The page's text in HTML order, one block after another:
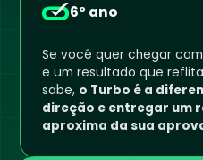
6º ano
Se você quer chegar
e um resultado que
sabe, o Turbo é a
direção e entregar um
aproxima da sua